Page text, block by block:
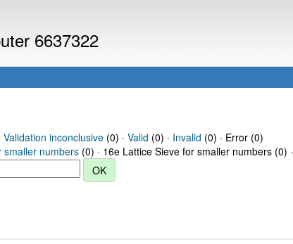
6637322
Validation inconclusive(0) · Valid (0) · Invalid (0) · Error (0)
smaller numbers (0) · 16e Lattice Sieve for smaller numbers (0) ·